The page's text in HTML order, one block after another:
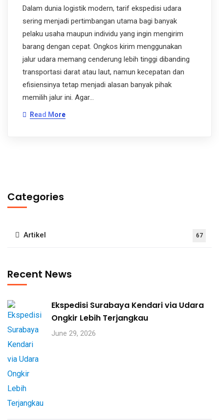
Dalam dunia logistik modern, tarif ekspedisi udara
sering menjadi pertimbangan utama bagi banyak
pelaku usaha maupun individu yang ingin mengirim
barang dengan cepat. Ongkos kirim menggunakan
jalur udara memang cenderung lebih tinggi dibanding
transportasi darat atau laut, namun kecepatan dan
efisiensinya tetap menjadi alasan banyak pihak
memilih jalur ini. Agar…
Read More
Categories
Artikel 67
Recent News
Ekspedisi Surabaya Kendari via Udara
Ongkir Lebih Terjangkau
June 29, 2026